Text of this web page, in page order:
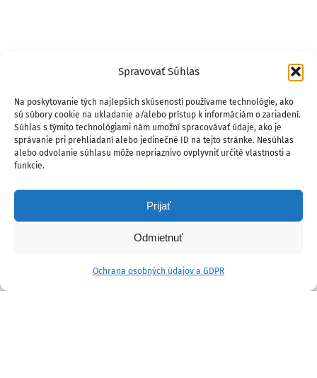
Spravovať Súhlas
Na poskytovanie tých najlepších skúseností používame technológie, ako
sú súbory cookie na ukladanie a/alebo prístup k informáciám o zariadení.
Súhlas s týmito technológiami nám umožní spracovávať údaje, ako je
správanie pri prehliadaní alebo jedinečné ID na tejto stránke. Nesúhlas
alebo odvolanie súhlasu môže nepriaznivo ovplyvniť určité vlastnosti a
funkcie.
Prijať
Odmietnuť
Ochrana osobných údajov a GDPR